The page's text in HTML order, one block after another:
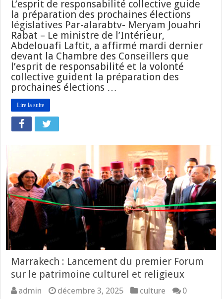
L’esprit de responsabilité collective guide
la préparation des prochaines élections
législatives Par-alarabtv- Meryam Jouahri
Rabat – Le ministre de l’Intérieur,
Abdelouafi Laftit, a affirmé mardi dernier
devant la Chambre des Conseillers que
l’esprit de responsabilité et la volonté
collective guident la préparation des
prochaines élections …
Lire la suite
Marrakech : Lancement du premier Forum
sur le patrimoine culturel et religieux
admin décembre 3, 2025 culture 0